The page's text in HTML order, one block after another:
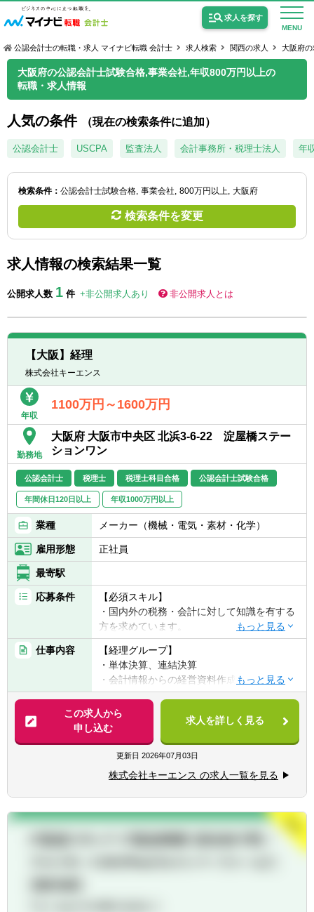
MENU
求人を探す
公認会計士試験合格向けの求人
USCPA（米国公認会計士）の求人
女性会計士の転職
個別転職相談会・セミナー
転職お役立ち情報
サービス紹介
転職お役立ち情報
業界情報
求人情報
公認会計士の転職・求人 マイナビ転職 会計士 求人検索 関西の求人 大阪府の
大阪府の公認会計士試験合格,事業会社,年収800万円以上の
転職・求人情報
人気の条件 （現在の検索条件に追加）
公認会計士 USCPA 監査法人 会計事務所・税理士法人 年
検索条件： 公認会計士試験合格 事業会社 800万円以上 大阪府
検索条件を変更
求人情報の検索結果一覧
公開求人数 1 件 +非公開求人あり 非公開求人とは
【大阪】経理
株式会社キーエンス
年収
1100万円～1600万円
勤務地
大阪府 大阪市中央区 北浜3-6-22 淀屋橋ステー
ションワン
公認会計士 税理士 税理士科目合格 公認会計士試験合格
年間休日120日以上 年収1000万円以上
業種 メーカー（機械・電気・素材・化学）
雇用形態 正社員
最寄駅
応募条件
【必須スキル】
・国内外の税務・会計に対して知識を有する
方を求めています。
・メールベースで英語でのコミュニケーショ
ンが取れる方
【必須経験】どちらかのご経験（3年以上）
のある方
・上場企業で税務申告や開示・管理会計など
の経理実務経験
・大手税理士法人や大手監査法人にて、上場
企業（製造業）の税務や監査経験
仕事内容
【経理グループ】
・単体決算、連結決算
・会計情報からの経営資料作成、情報発信
・国内外グループ会社経理支援
・各種税務申告、国際税務対応
・決算短信・有価証券報告書・会社法計算書
類等開示関連
経理のもつデータやそれにまつわるいろいろ
な情報を駆使して正確で客観的、役立つ情報
発信をおこない、改善、進化を進めます。ま
た、海外現地法人で働きたい方にもそのチャ
ンスは大いにあります。
この求人から
申し込む
求人を詳しく見る
更新日 2026年07月03日
株式会社キーエンス の求人一覧を見る